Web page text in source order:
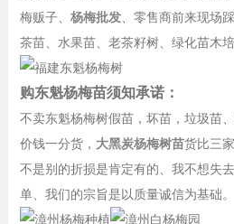
梅贩子、 杨梅批发、零售商前来现场
茶苗、水果苗、老茶籽树、绿化苗木培
购东魁杨梅苗须知承诺：
不卖东魁杨梅树假苗，坏苗，垃圾苗
价钱一分货， 大黑炭杨梅树苗货比三
不是别的折损是肯定有的、我不想失
单、我们的宗旨是以质量诚信为基础。